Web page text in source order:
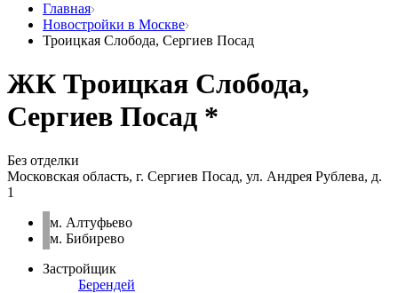
Главная
Новостройки в Москве
Троицкая Слобода, Сергиев Посад
ЖК Троицкая Слобода,
Сергиев Посад *
Без отделки
Московская область, г. Сергиев Посад, ул. Андрея Рублева, д.
1
м. Алтуфьево
м. Бибирево
Застройщик
Берендей